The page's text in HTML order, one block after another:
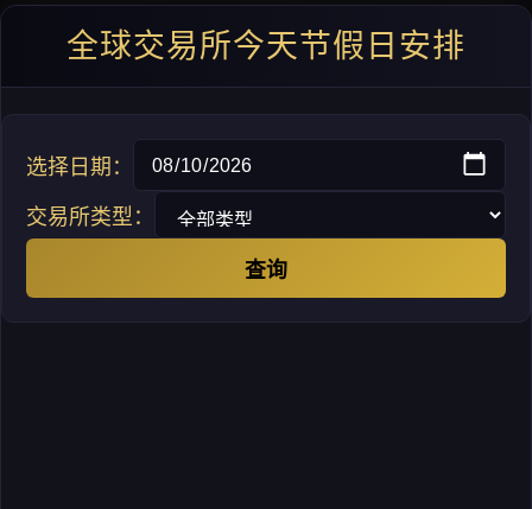
全球交易所今天节假日安排
选择日期：
交易所类型：
查询